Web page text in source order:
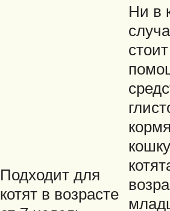
Подходит для
котят в возрасте
Ни в